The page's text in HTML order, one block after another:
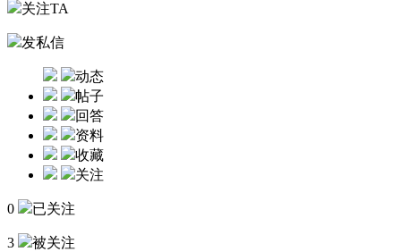
关注TA
发私信
动态
帖子
回答
资料
收藏
关注
0 已关注
3 被关注